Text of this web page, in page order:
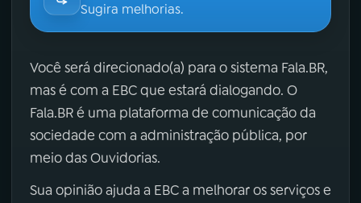
Sugira melhorias.
Você será direcionado(a) para o sistema Fala.BR,
mas é com a EBC que estará dialogando. O
Fala.BR é uma plataforma de comunicação da
sociedade com a administração pública, por
meio das Ouvidorias.
Sua opinião ajuda a EBC a melhorar os serviços e